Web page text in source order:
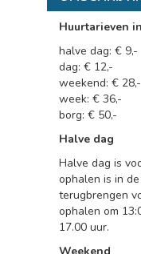
Huurtarieven
halve dag: € 9,-
dag: € 12,-
weekend: € 28,-
week: € 36,-
borg: € 50,-
Halve dag
Halve dag is
ophalen is in
terugbrengen
ophalen om
17.00 uur.